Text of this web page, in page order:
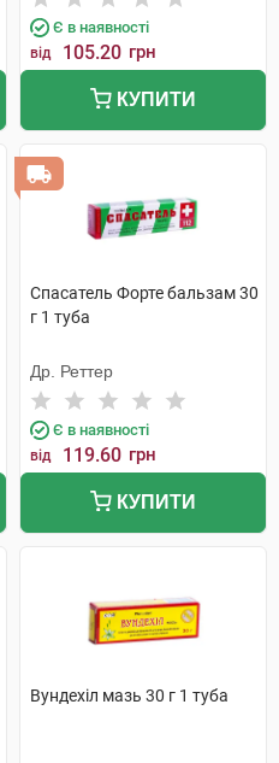
Є в наявності
від 105.20 грн
КУПИТИ
Спасатель Форте бальзам 30
г 1 туба
Др. Реттер
Є в наявності
від 119.60 грн
КУПИТИ
Вундехіл мазь 30 г 1 туба